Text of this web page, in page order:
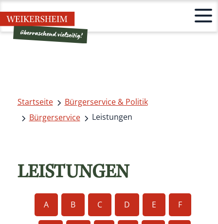
Startseite
Bürgerservice & Politik
Bürgerservice
Leistungen
LEISTUNGEN
A B C D E F